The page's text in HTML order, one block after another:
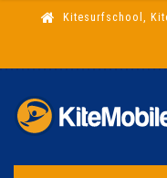
Kitesurfschool,